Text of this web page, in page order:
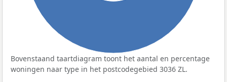
Bovenstaand taartdiagram toont het aantal en percentage
woningen naar type in het postcodegebied 3036 ZL.